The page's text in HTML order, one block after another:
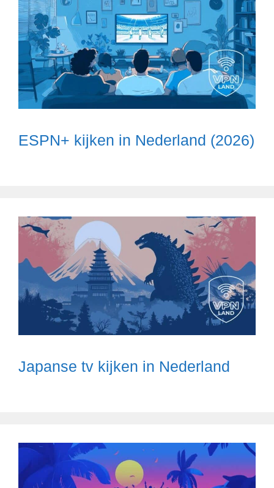
ESPN+ kijken in Nederland (2026)
Japanse tv kijken in Nederland